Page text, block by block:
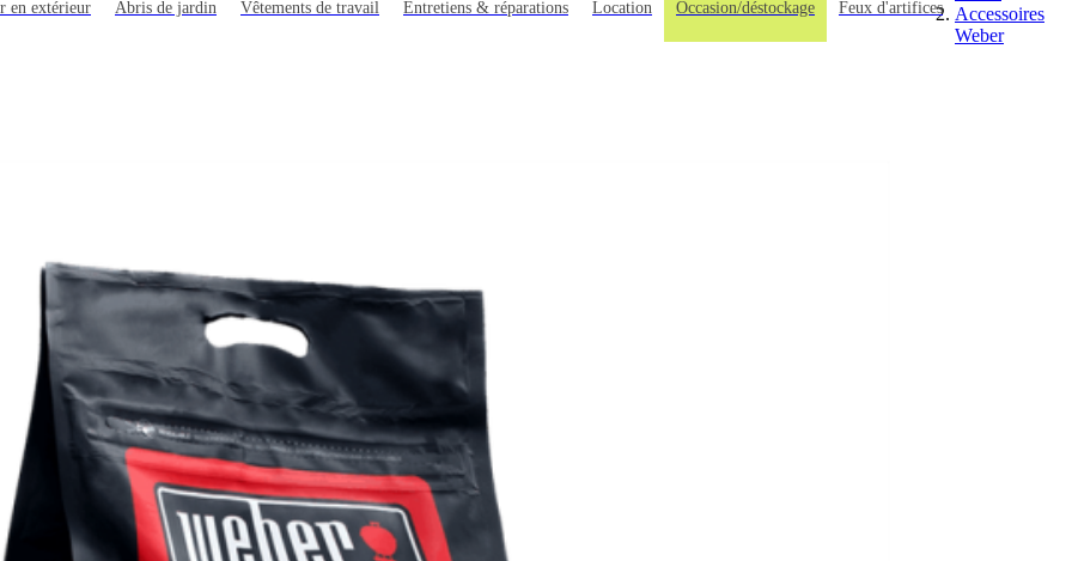
en extérieur Abris de jardin Vêtements de travail Entretiens & réparations Location Occasion/déstockage Feux d'artifices
Accessoires
Weber